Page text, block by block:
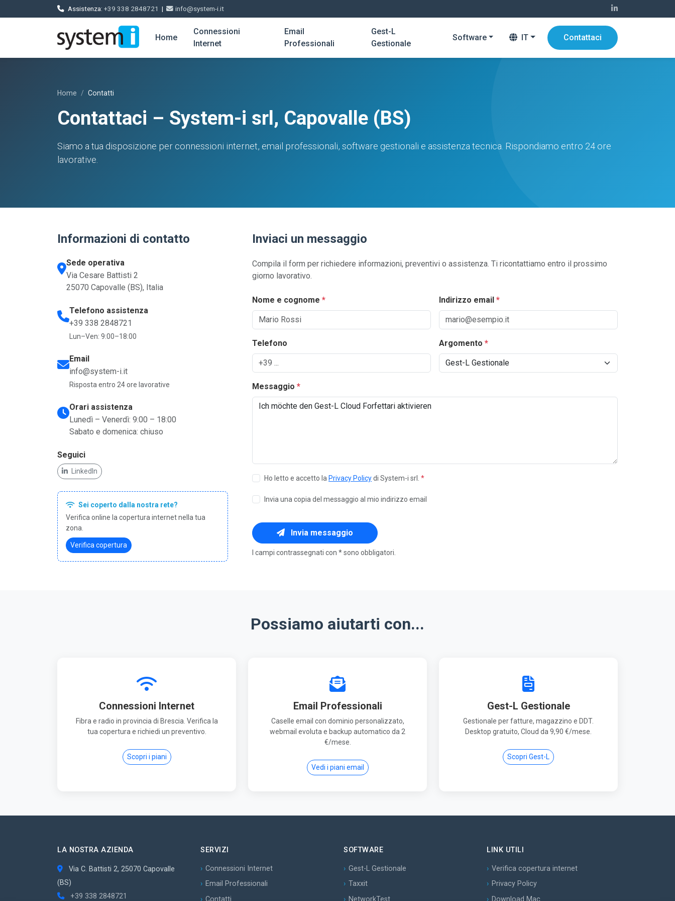
Assistenza: +39 338 2848721 | info@system-i.it
Home
Connessioni
Internet
Email
Professionali
Gest-L
Gestionale
Software IT Contattaci
Home Contatti
Contattaci – System-i srl, Capovalle (BS)
Siamo a tua disposizione per connessioni internet, email professionali, software gestionali e assistenza tecnica. Rispondiamo entro 24 ore
lavorative.
Informazioni di contatto
Sede operativa
Via Cesare Battisti 2
25070 Capovalle (BS), Italia
Telefono assistenza
+39 338 2848721
Lun–Ven: 9:00–18:00
Email
info@system-i.it
Risposta entro 24 ore lavorative
Orari assistenza
Lunedì – Venerdì: 9:00 – 18:00
Sabato e domenica: chiuso
Seguici
LinkedIn
Sei coperto dalla nostra rete?
Verifica online la copertura internet nella tua
zona.
Verifica copertura
Inviaci un messaggio
Compila il form per richiedere informazioni, preventivi o assistenza. Ti ricontattiamo entro il prossimo
giorno lavorativo.
Nome e cognome * Indirizzo email *
Telefono Argomento *
Messaggio *
Ho letto e accetto la Privacy Policydi System-i srl. *
Invia una copia del messaggio al mio indirizzo email
Invia messaggio
I campi contrassegnati con * sono obbligatori.
Possiamo aiutarti con...
Connessioni Internet
Fibra e radio in provincia di Brescia. Verifica la
tua copertura e richiedi un preventivo.
Scopri i piani
Email Professionali
Caselle email con dominio personalizzato,
webmail evoluta e backup automatico da 2
€/mese.
Vedi i piani email
Gest-L Gestionale
Gestionale per fatture, magazzino e DDT.
Desktop gratuito, Cloud da 9,90 €/mese.
Scopri Gest-L
LA NOSTRA AZIENDA
Via C. Battisti 2, 25070 Capovalle
(BS)
+39 338 2848721
SERVIZI
Connessioni Internet
Email Professionali
Contatti
SOFTWARE
Gest-L Gestionale
Taxxit
NetworkTest
LINK UTILI
Verifica copertura internet
Privacy Policy
Download Mac